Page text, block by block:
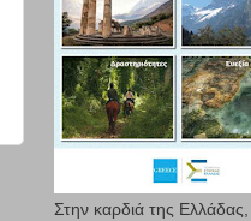
Στην καρδιά της Ελλάδας,